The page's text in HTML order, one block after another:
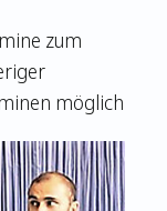
zum
möglich